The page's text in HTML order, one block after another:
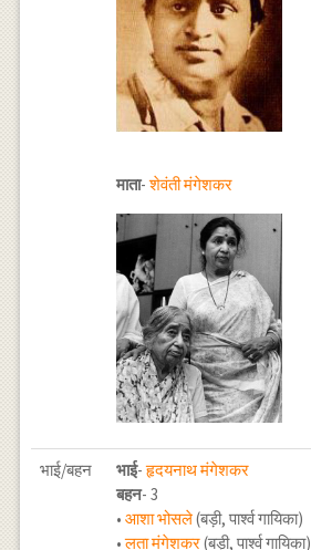
माता-शेवंती मंगेशकर
भाई/बहन भाई-हृदयनाथ मंगेशकर
बहन- 3
• आशा भोसले(बड़ी, पार्श्व गायिका)
•लता मंगेशकर(बड़ी, पार्श्व गायिका)